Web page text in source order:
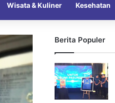
Wisata & Kuliner Kesehatan
Berita Populer